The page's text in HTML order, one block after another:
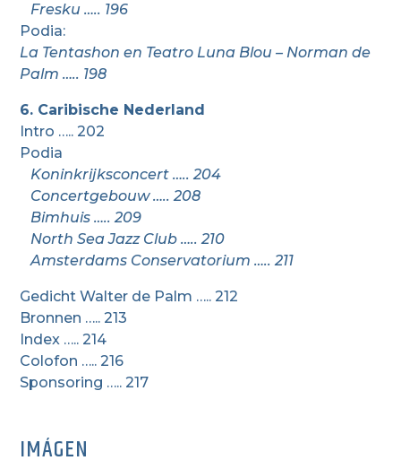
Fresku ….. 196
Podia:
La Tentashon en Teatro Luna Blou – Norman de
Palm ….. 198
6. Caribische Nederland
Intro ….. 202
Podia
Koninkrijksconcert ….. 204
Concertgebouw ….. 208
Bimhuis ….. 209
North Sea Jazz Club ….. 210
Amsterdams Conservatorium ….. 211
Gedicht Walter de Palm ….. 212
Bronnen ….. 213
Index ….. 214
Colofon ….. 216
Sponsoring ….. 217
IMÁGEN